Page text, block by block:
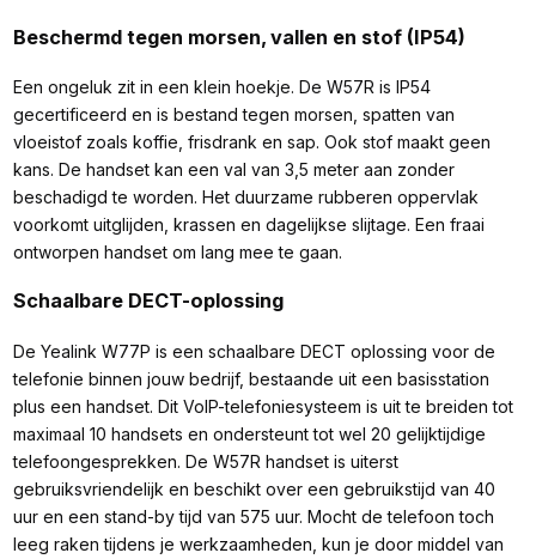
Beschermd tegen morsen, vallen en stof (IP54)
Een ongeluk zit in een klein hoekje. De W57R is IP54
gecertificeerd en is bestand tegen morsen, spatten van
vloeistof zoals koffie, frisdrank en sap. Ook stof maakt geen
kans. De handset kan een val van 3,5 meter aan zonder
beschadigd te worden. Het duurzame rubberen oppervlak
voorkomt uitglijden, krassen en dagelijkse slijtage. Een fraai
ontworpen handset om lang mee te gaan.
Schaalbare DECT-oplossing
De Yealink W77P is een schaalbare DECT oplossing voor de
telefonie binnen jouw bedrijf, bestaande uit een basisstation
plus een handset. Dit VoIP-telefoniesysteem is uit te breiden tot
maximaal 10 handsets en ondersteunt tot wel 20 gelijktijdige
telefoongesprekken. De W57R handset is uiterst
gebruiksvriendelijk en beschikt over een gebruikstijd van 40
uur en een stand-by tijd van 575 uur. Mocht de telefoon toch
leeg raken tijdens je werkzaamheden, kun je door middel van